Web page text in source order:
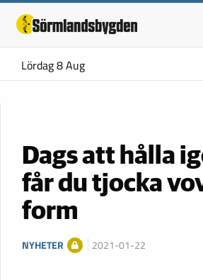
Lördag 8 Aug
Dags att hålla
får du tjocka
form
NYHETER 2021-01-22